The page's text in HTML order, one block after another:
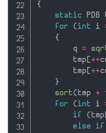
{
static PDB
for
( int i
{
        q
=
        tmp
++
        tmp
++
}
sort( tmp +
for
( int i
if
( tmp
else
if